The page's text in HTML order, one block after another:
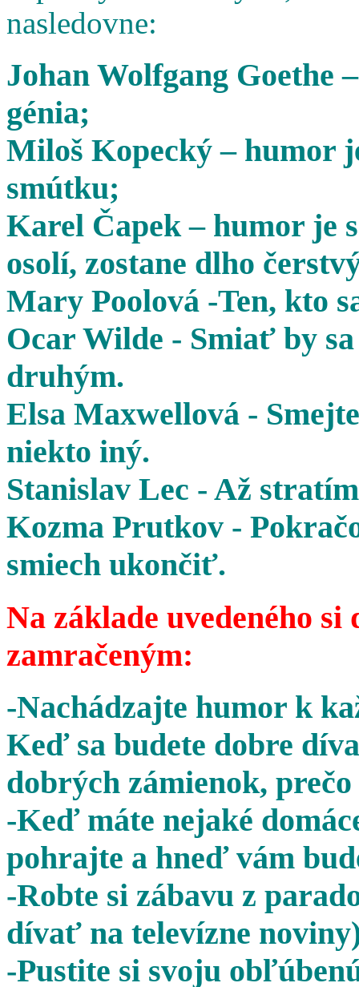
nasledovne:
Johan Wolfgang Goethe
génia;
Miloš Kopecký – humor
smútku;
Karel Čapek – humor je
osolí, zostane dlho
Mary Poolová -Ten, kto
Ocar Wilde - Smiať by
druhým.
Elsa Maxwellová -
niekto iný.
Stanislav Lec - Až
Kozma Prutkov -
smiech ukončiť.
Na základe uvedeného
zamračeným:
-Nachádzajte humor k
Keď sa budete dobre
dobrých zámienok,
-Keď máte nejaké
pohrajte a hneď vám
-Robte si zábavu z
dívať na televízne
-Pustite si svoju